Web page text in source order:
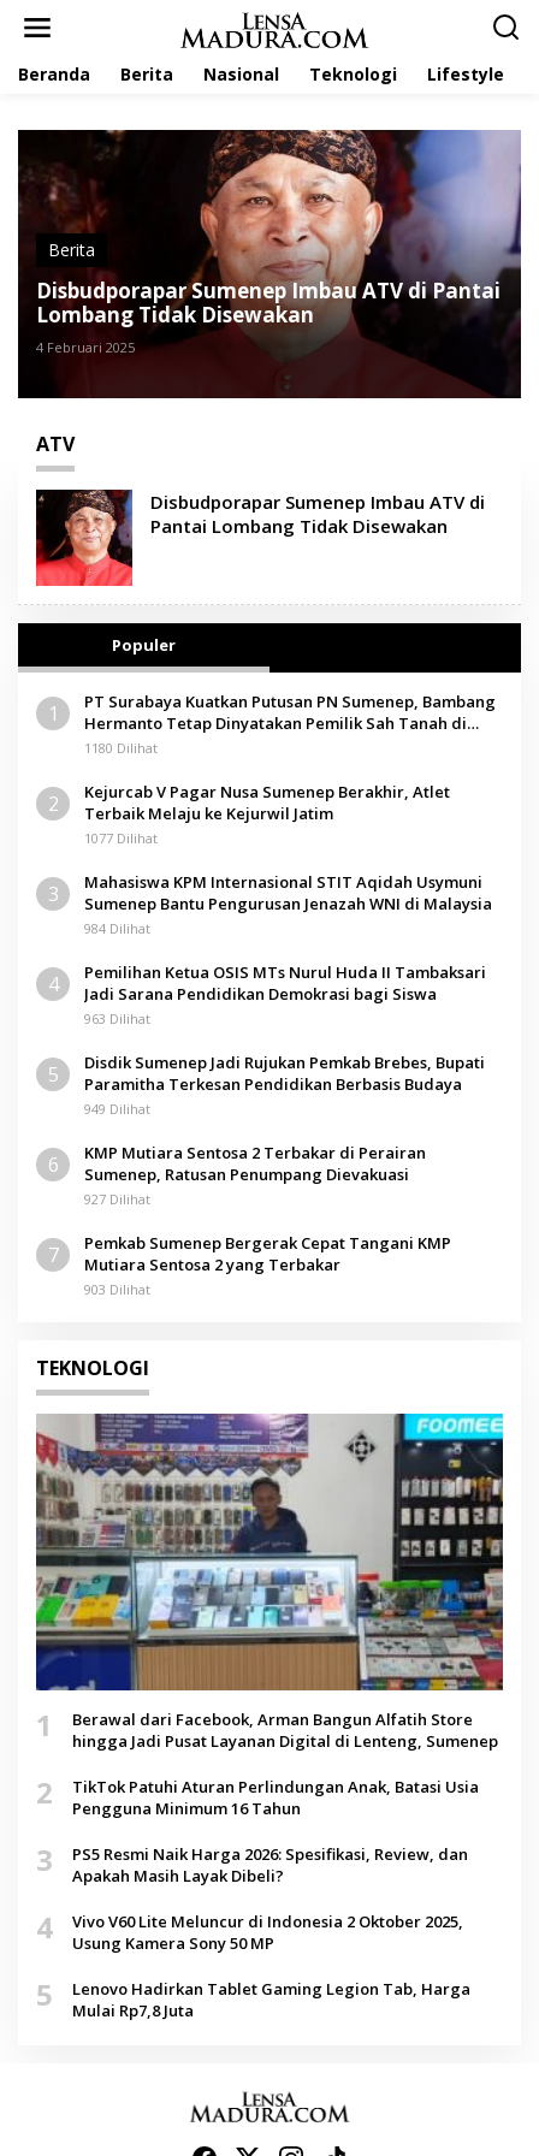
Beranda Berita Nasional Teknologi Lifestyle
Berita
Disbudporapar Sumenep Imbau ATV di Pantai
Lombang Tidak Disewakan
4 Februari 2025
ATV
Disbudporapar Sumenep Imbau ATV di
Pantai Lombang Tidak Disewakan
Populer
1
PT Surabaya Kuatkan Putusan PN Sumenep, Bambang
Hermanto Tetap Dinyatakan Pemilik Sah Tanah di
Pamolokan
1180 Dilihat
2
Kejurcab V Pagar Nusa Sumenep Berakhir, Atlet
Terbaik Melaju ke Kejurwil Jatim
1077 Dilihat
3
Mahasiswa KPM Internasional STIT Aqidah Usymuni
Sumenep Bantu Pengurusan Jenazah WNI di Malaysia
984 Dilihat
4
Pemilihan Ketua OSIS MTs Nurul Huda II Tambaksari
Jadi Sarana Pendidikan Demokrasi bagi Siswa
963 Dilihat
5
Disdik Sumenep Jadi Rujukan Pemkab Brebes, Bupati
Paramitha Terkesan Pendidikan Berbasis Budaya
949 Dilihat
6
KMP Mutiara Sentosa 2 Terbakar di Perairan
Sumenep, Ratusan Penumpang Dievakuasi
927 Dilihat
7
Pemkab Sumenep Bergerak Cepat Tangani KMP
Mutiara Sentosa 2 yang Terbakar
903 Dilihat
TEKNOLOGI
1
Berawal dari Facebook, Arman Bangun Alfatih Store
hingga Jadi Pusat Layanan Digital di Lenteng, Sumenep
2
TikTok Patuhi Aturan Perlindungan Anak, Batasi Usia
Pengguna Minimum 16 Tahun
3
PS5 Resmi Naik Harga 2026: Spesifikasi, Review, dan
Apakah Masih Layak Dibeli?
4
Vivo V60 Lite Meluncur di Indonesia 2 Oktober 2025,
Usung Kamera Sony 50 MP
5
Lenovo Hadirkan Tablet Gaming Legion Tab, Harga
Mulai Rp7,8 Juta